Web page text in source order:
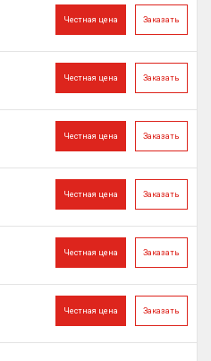
Заказать
Честная цена
Заказать
Честная цена
Заказать
Честная цена
Заказать
Честная цена
Заказать
Честная цена
Заказать
Честная цена